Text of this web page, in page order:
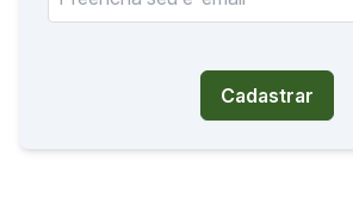
Cadastrar